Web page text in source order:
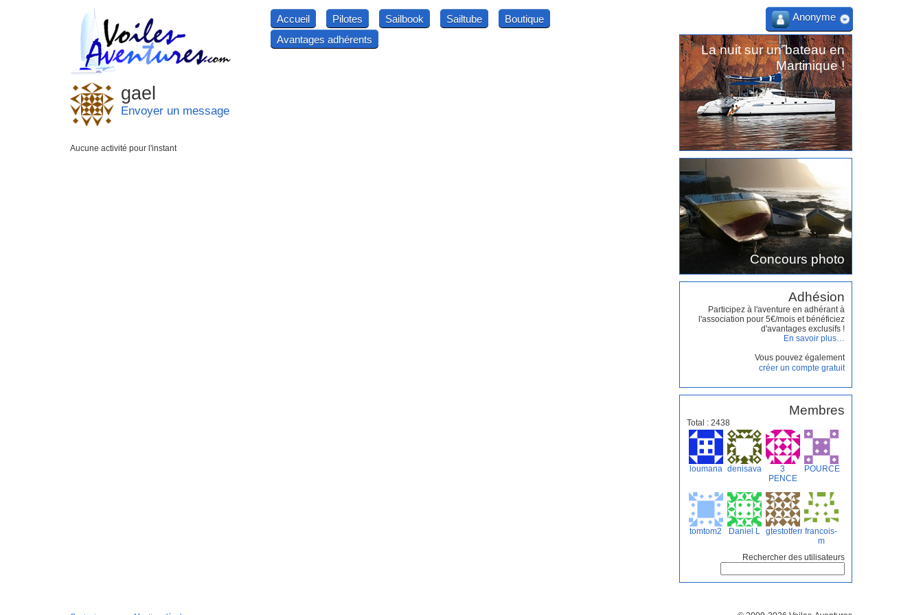
Accueil Pilotes Sailbook Sailtube
Boutique
Avantages adhérents
gael
Envoyer un message
Aucune activité pour l'instant
La nuit sur un bateau en
Martinique !
Concours photo
Adhésion
Participez à l'aventure en adhérant à
l'association pour 5€/mois et bénéficiez
d'avantages exclusifs !
En savoir plus…
Vous pouvez également
créer un compte gratuit
Membres
Total : 2438
loumana denisava
3
PENCE
POURCEL
tomtom2 Daniel L gtestotferryfrancois-
m
Rechercher des utilisateurs
Anonyme